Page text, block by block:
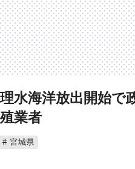
水海洋放出開始
業者
宮城県